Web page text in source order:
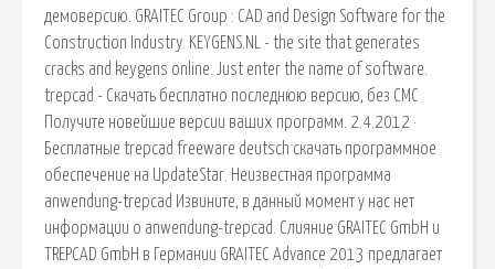
демоверсию. GRAITEC Group : CAD and Design Software for the
Construction Industry. KEYGENS.NL - the site that generates
cracks and keygens online. Just enter the name of software.
trepcad - Скачать бесплатно последнюю версию, без СМС
Получите новейшие версии ваших программ. 2.4.2012 ·
Бесплатные trepcad freeware deutsch скачать программное
обеспечение на UpdateStar. Неизвестная программа
anwendung-trepcad Извините, в данный момент у нас нет
информации о anwendung-trepcad. Слияние GRAITEC GmbH и
TREPCAD GmbH в Германии GRAITEC Advance 2013 предлагает